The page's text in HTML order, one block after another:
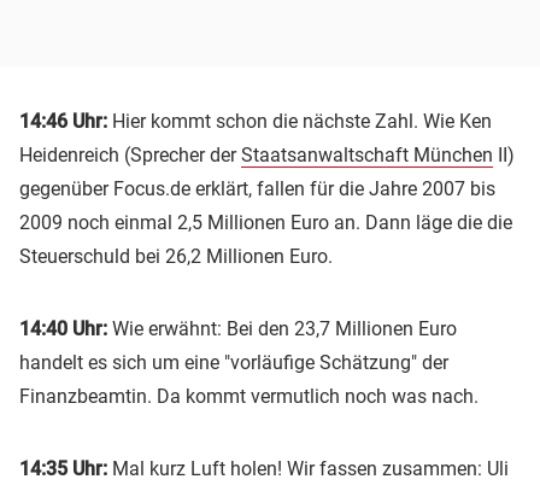
14:46 Uhr: Hier kommt schon die nächste Zahl. Wie Ken
Heidenreich (Sprecher derStaatsanwaltschaft München II)
gegenüber Focus.de erklärt, fallen für die Jahre 2007 bis
2009 noch einmal 2,5 Millionen Euro an. Dann läge die die
Steuerschuld bei 26,2 Millionen Euro.
14:40 Uhr: Wie erwähnt: Bei den 23,7 Millionen Euro
handelt es sich um eine "vorläufige Schätzung" der
Finanzbeamtin. Da kommt vermutlich noch was nach.
14:35 Uhr: Mal kurz Luft holen! Wir fassen zusammen: Uli